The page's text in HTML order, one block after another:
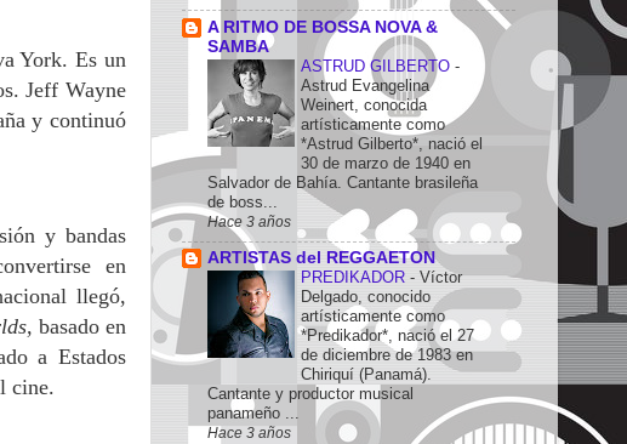
York. Es un
Jeff Wayne
y continuó
y bandas
en
llegó,
basado en
a Estados
cine.
A RITMO DE BOSSA NOVA &
SAMBA
ASTRUD GILBERTO -
Astrud Evangelina
Weinert, conocida
artísticamente como
*Astrud Gilberto*, nació el
30 de marzo de 1940 en
Salvador de Bahía. Cantante brasileña
de boss...
Hace 3 años
ARTISTAS del REGGAETON
PREDIKADOR - Víctor
Delgado, conocido
artísticamente como
*Predikador*, nació el 27
de diciembre de 1983 en
Chiriquí (Panamá).
Cantante y productor musical
panameño ...
Hace 3 años